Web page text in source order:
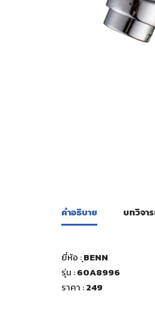
คำอธิบาย บทวิจา
ยี่ห้อ :ฺBENN
รุ่น :60A8996
ราคา :249